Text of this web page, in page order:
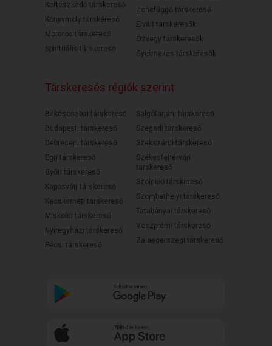
Kertészkedő társkereső
Könyvmoly társkereső
Motoros társkereső
Spirituális társkereső
Zenefüggő társkereső
Elvált társkeresők
Özvegy társkeresők
Gyermekes társkeresők
Társkeresés régiók szerint
Békéscsabai társkereső
Budapesti társkereső
Debreceni társkereső
Egri társkereső
Győri társkereső
Kaposvári társkereső
Kecskeméti társkereső
Miskolci társkereső
Nyíregyházi társkereső
Pécsi társkereső
Salgótarjáni társkereső
Szegedi társkereső
Szekszárdi társkereső
Székesfehérvári
társkereső
Szolnoki társkereső
Szombathelyi társkereső
Tatabányai társkereső
Veszprémi társkereső
Zalaegerszegi társkereső